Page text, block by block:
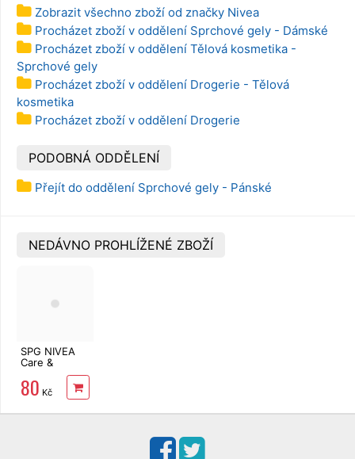
Zobrazit všechno zboží od značky Nivea
Procházet zboží v oddělení Sprchové gely - Dámské
Procházet zboží v oddělení Tělová kosmetika -
Sprchové gely
Procházet zboží v oddělení Drogerie - Tělová
kosmetika
Procházet zboží v oddělení Drogerie
PODOBNÁ ODDĚLENÍ
Přejít do oddělení Sprchové gely - Pánské
NEDÁVNO PROHLÍŽENÉ ZBOŽÍ
SPG NIVEA
Care &
Orange 650
ml
80 Kč